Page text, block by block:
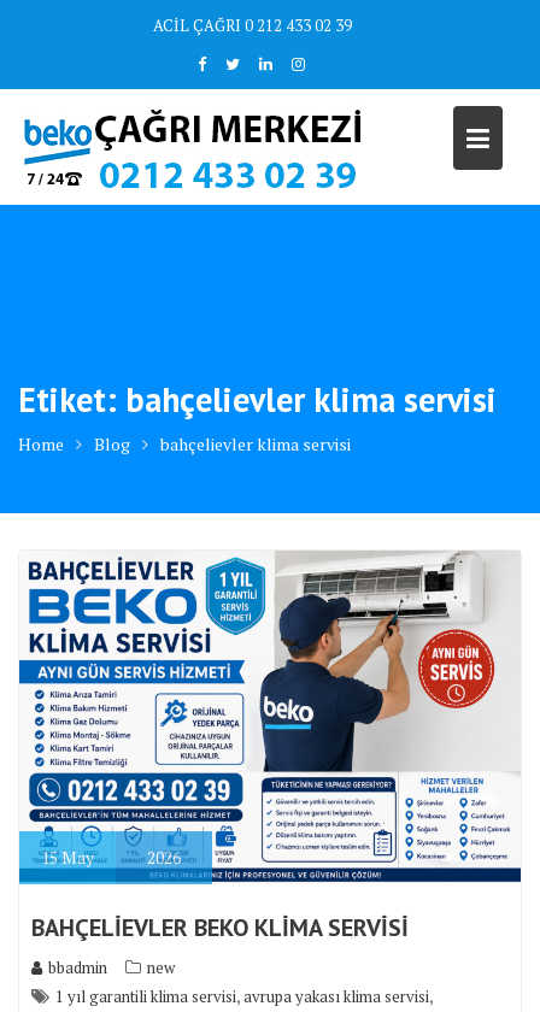
ACİL ÇAĞRI 0 212 433 02 39
Etiket: bahçelievler klima servisi
Home Blog bahçelievler klima servisi
15May 2026
BAHÇELİEVLER BEKO KLİMA SERVİSİ
bbadmin
new
1 yıl garantili klima servisi,avrupa yakası klima servisi,